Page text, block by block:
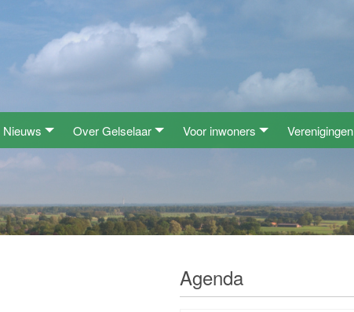
Nieuws Over Gelselaar Voor inwoners Verenigingen
Agenda